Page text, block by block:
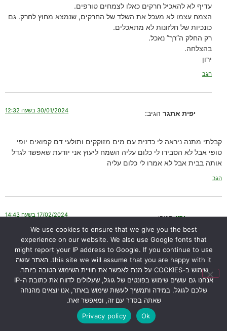
עדיף לא להאכיל חרקים כאלו לצמחים טורפים.
הצמח עצמו לא מעכל את השלד של החרקים, שנמצא מחוץ לחרק. גם
כונכיות של חלזונות לא מתאכלים.
רק החלק ה”רך” נאכל.
בהצלחה.
ירון
הגב
יפית אתגר הגיב: 30/01/2024 בשעה 12:32
קבלתי מתנה ניראה לי כדנית עם מים מזוקקים ותולעי דם קפואים יופי
טופי אבל לא הסבירו לי כלום עליה השמח ליעוץ אני יודעת שאפשר לגדל
אותה בבית אבל לא אמרו לי כלום עליה
הגב
ירון הגיב: 17/02/2024 בשעה 14:43
שלום יפית,
אני מזמין אותך ליצור איתי קשר דרך עמוד “
צור קשר “.
תשלחי לי את מספר הטלפון שלך ואחזור אליך.
תוכלי גם לקפוץ לבקר אותי ולראות איך אני מגדל את הכדניות אצלי
בבית.
We use cookies to ensure that we give you the best
experience on our website. We also use Google fonts that
might report your IP address to Google. If you continue to use
this site we will assume that you are happy with it. האתר עושה
שימוש ב-COOKIES על מנת לאפשר את חוויית השימוש הטובה ביותר.
אנחנו גם עושים שימוש בפונטים של גוגל, שעלולים לדווח את כתובת ה-IP
שלכם לגוגל. במידה ותמשיך לעשות שימוש באתר, אנו יוצאים מהנחה
שאתה בסדר עם זה, ומאפשר זאת.
Ok
Privacy policy